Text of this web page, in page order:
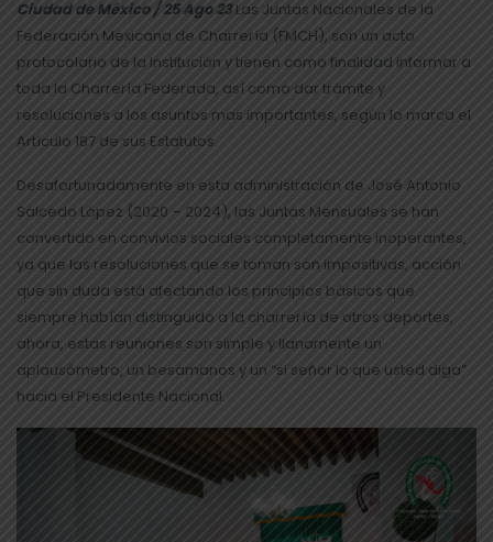
Ciudad de México / 25 Ago 23Las Juntas Nacionales de la
Federación Mexicana de Charrería (FMCH), son un acto
protocolario de la Institución y tienen como finalidad informar a
toda la Charrería Federada, así como dar trámite y
resoluciones a los asuntos mas importantes, según lo marca el
Artículo 187 de sus Estatutos.
Desafortunadamente en esta administración de José Antonio
Salcedo López (2020 – 2024), las Juntas Mensuales se han
convertido en convivios sociales completamente inoperantes,
ya que las resoluciones que se toman son impositivas, acción
que sin duda está afectando los principios básicos que
siempre habían distinguido a la charrería de otros deportes,
ahora, estas reuniones son simple y llanamente un
aplausómetro, un besamanos y un “si señor lo que usted diga”
hacia el Presidente Nacional.